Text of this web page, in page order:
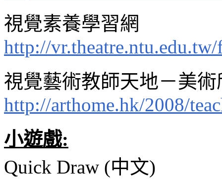
視覺素養學習網
http://
視覺藝術教師天地－美
http://arthome.hk/2008/
小遊戲:
Quick Draw (中文)